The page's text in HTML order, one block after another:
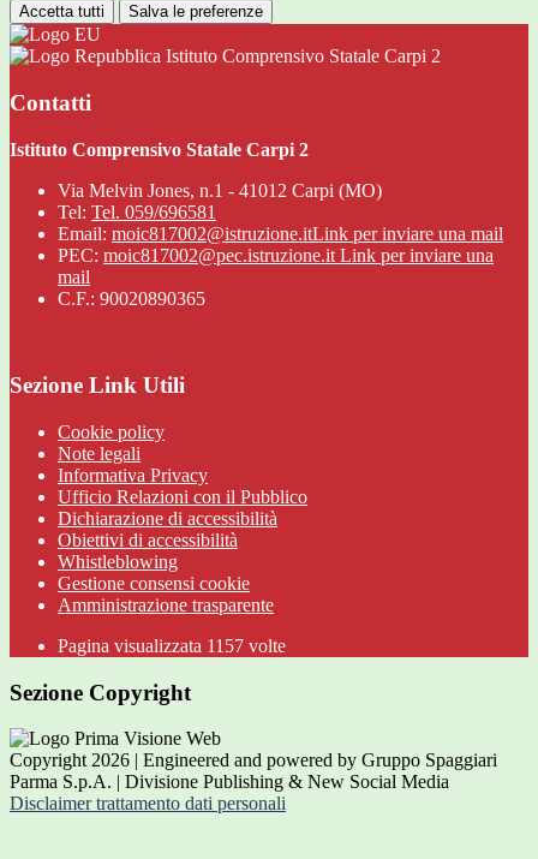
Accetta tutti Salva le preferenze
Istituto Comprensivo Statale Carpi 2
Contatti
Istituto Comprensivo Statale Carpi 2
Via Melvin Jones, n.1 - 41012 Carpi (MO)
Tel: Tel. 059/696581
Email: moic817002@istruzione.itLink per inviare una mail
PEC: moic817002@pec.istruzione.it Link per inviare una
mail
C.F.: 90020890365
Sezione Link Utili
Cookie policy
Note legali
Informativa Privacy
Ufficio Relazioni con il Pubblico
Dichiarazione di accessibilità
Obiettivi di accessibilità
Whistleblowing
Gestione consensi cookie
Amministrazione trasparente
Pagina visualizzata 1157 volte
Sezione Copyright
Copyright 2026 | Engineered and powered by Gruppo Spaggiari
Parma S.p.A. | Divisione Publishing & New Social Media
Disclaimer trattamento dati personali